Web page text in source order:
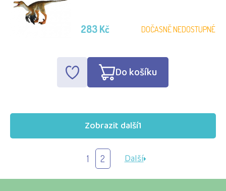
DOČASNĚ NEDOSTUPNÉ
283 Kč
Do košíku
Zobrazit další1
1 2 Další